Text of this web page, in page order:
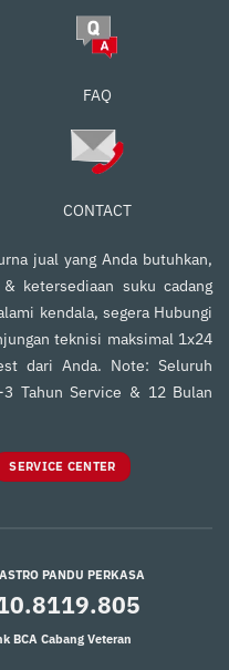
FAQ
CONTACT
jual yang Anda butuhkan,
ketersediaan suku cadang
kendala, segera Hubungi
teknisi maksimal 1x24
dari Anda. Note: Seluruh
Tahun Service & 12 Bulan
SERVICE CENTER
PANDU PERKASA
BCA Cabang Veteran